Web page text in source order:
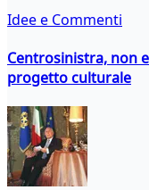
Idee e Commenti
Centrosinistra, non
progetto culturale